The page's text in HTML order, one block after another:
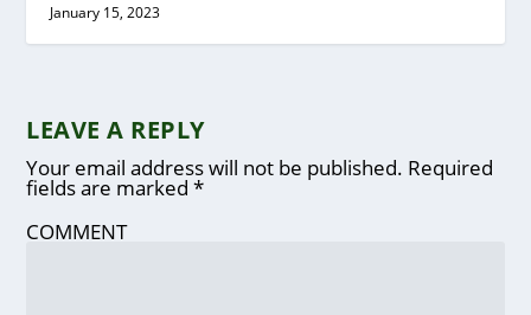
January 15, 2023
LEAVE A REPLY
Your email address will not be published. Required
fields are marked*
COMMENT